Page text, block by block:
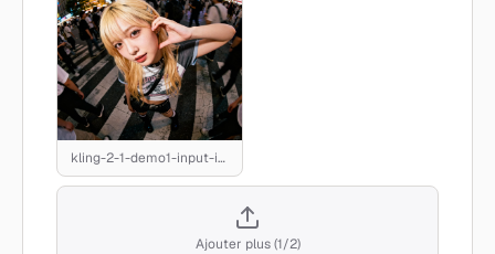
kling-2-1-demo1-input-image.jpeg
Ajouter plus(1/2)